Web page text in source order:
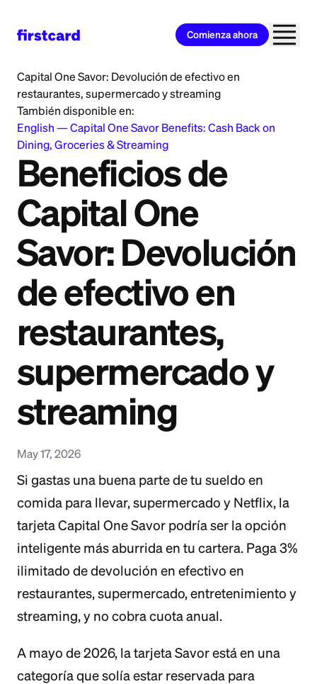
Comienza ahora
Capital One Savor: Devolución de efectivo en
restaurantes, supermercado y streaming
También disponible en:
English —Capital One Savor Benefits: Cash Back on
Dining, Groceries & Streaming
Beneficios de
Capital One
Savor: Devolución
de efectivo en
restaurantes,
supermercado y
streaming
May 17, 2026
Si gastas una buena parte de tu sueldo en
comida para llevar, supermercado y Netflix, la
tarjeta Capital One Savor podría ser la opción
inteligente más aburrida en tu cartera. Paga 3%
ilimitado de devolución en efectivo en
restaurantes, supermercado, entretenimiento y
streaming, y no cobra cuota anual.
A mayo de 2026, la tarjeta Savor está en una
categoría que solía estar reservada para